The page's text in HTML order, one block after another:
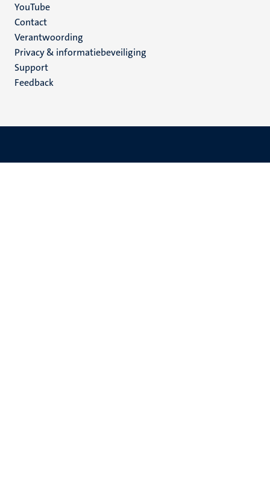
YouTube
Menu
footer
(NL)
Contact
Verantwoording
Privacy & informatiebeveiliging
Support
Feedback